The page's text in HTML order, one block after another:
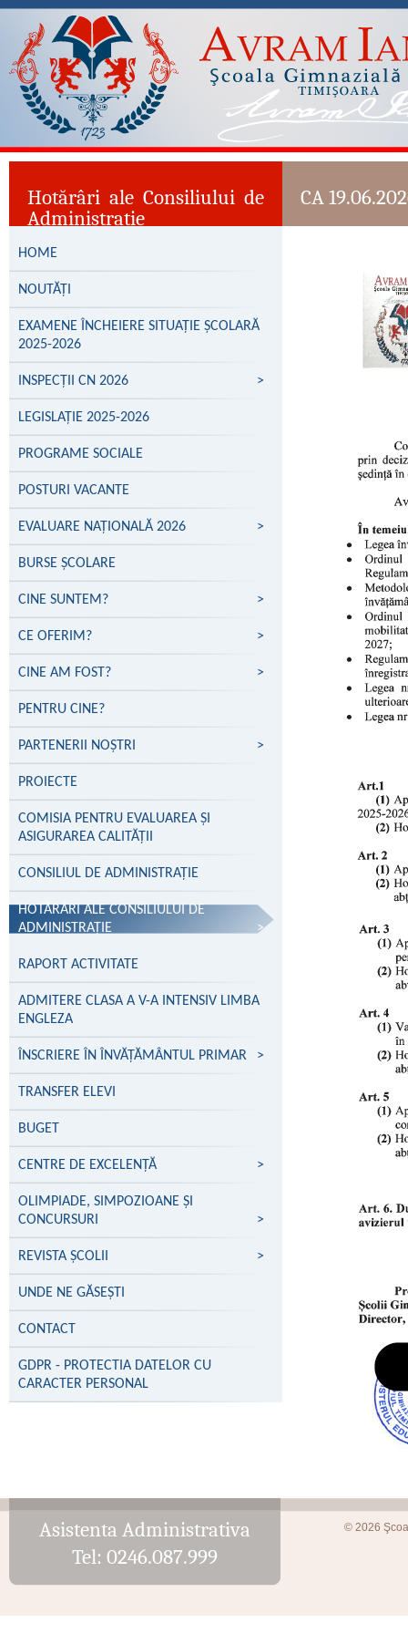
Hotărâri ale Consiliului de
Administrație
CA
HOME
NOUTĂȚI
EXAMENE ÎNCHEIERE SITUAȚIE ȘCOLARĂ
2025-2026
INSPECȚII CN 2026 >
LEGISLAȚIE 2025-2026
PROGRAME SOCIALE
POSTURI VACANTE
EVALUARE NAŢIONALĂ 2026 >
BURSE ȘCOLARE
CINE SUNTEM? >
CE OFERIM? >
CINE AM FOST? >
PENTRU CINE?
PARTENERII NOŞTRI >
PROIECTE
COMISIA PENTRU EVALUAREA ȘI
ASIGURAREA CALITĂȚII
CONSILIUL DE ADMINISTRAȚIE
HOTĂRÂRI ALE CONSILIULUI DE
ADMINISTRAȚIE
>
RAPORT ACTIVITATE
ADMITERE CLASA A V-A INTENSIV LIMBA
ENGLEZA
ÎNSCRIERE ÎN ÎNVĂŢĂMÂNTUL PRIMAR >
TRANSFER ELEVI
BUGET
CENTRE DE EXCELENŢĂ >
OLIMPIADE, SIMPOZIOANE ȘI
CONCURSURI
>
REVISTA ȘCOLII >
UNDE NE GĂSEŞTI
CONTACT
GDPR - PROTECTIA DATELOR CU
CARACTER PERSONAL
Asistenta Administrativa
Tel: 0246.087.999
© 2026